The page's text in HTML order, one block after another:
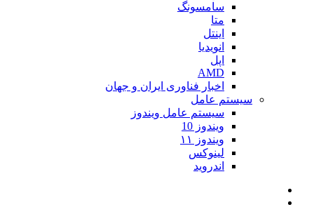
سامسونگ
متا
اینتل
انویدیا
اپل
AMD
اخبار فناوری ایران و جهان
سیستم عامل
سیستم عامل ویندوز
ویندوز 10
ویندوز ۱۱
لینوکس
اندروید